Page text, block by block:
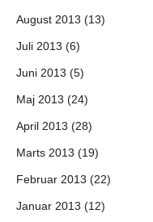
August 2013 (13)
Juli 2013 (6)
Juni 2013 (5)
Maj 2013 (24)
April 2013 (28)
Marts 2013 (19)
Februar 2013 (22)
Januar 2013 (12)